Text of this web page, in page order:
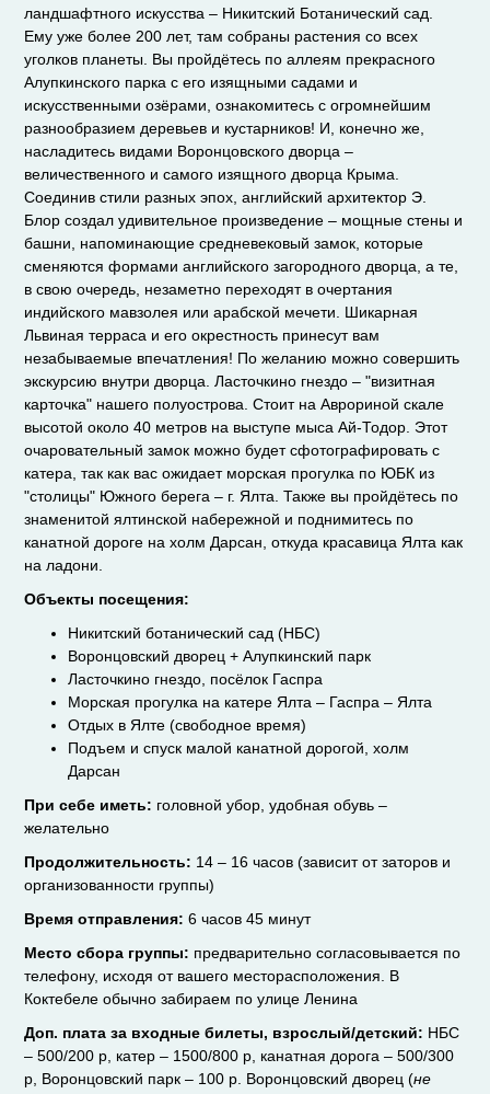
ландшафтного искусства – Никитский Ботанический сад.
Ему уже более 200 лет, там собраны растения со всех
уголков планеты. Вы пройдётесь по аллеям прекрасного
Алупкинского парка с его изящными садами и
искусственными озёрами, ознакомитесь с огромнейшим
разнообразием деревьев и кустарников! И, конечно же,
насладитесь видами Воронцовского дворца –
величественного и самого изящного дворца Крыма.
Соединив стили разных эпох, английский архитектор Э.
Блор создал удивительное произведение – мощные стены и
башни, напоминающие средневековый замок, которые
сменяются формами английского загородного дворца, а те,
в свою очередь, незаметно переходят в очертания
индийского мавзолея или арабской мечети. Шикарная
Львиная терраса и его окрестность принесут вам
незабываемые впечатления! По желанию можно совершить
экскурсию внутри дворца. Ласточкино гнездо – "визитная
карточка" нашего полуострова. Стоит на Аврориной скале
высотой около 40 метров на выступе мыса Ай-Тодор. Этот
очаровательный замок можно будет сфотографировать с
катера, так как вас ожидает морская прогулка по ЮБК из
"столицы" Южного берега – г. Ялта. Также вы пройдётесь по
знаменитой ялтинской набережной и поднимитесь по
канатной дороге на холм Дарсан, откуда красавица Ялта как
на ладони.
Объекты посещения:
Никитский ботанический сад (НБС)
Воронцовский дворец + Алупкинский парк
Ласточкино гнездо, посёлок Гаспра
Морская прогулка на катере Ялта – Гаспра – Ялта
Отдых в Ялте (свободное время)
Подъем и спуск малой канатной дорогой, холм
Дарсан
При себе иметь: головной убор, удобная обувь –
желательно
Продолжительность: 14 – 16 часов (зависит от заторов и
организованности группы)
Время отправления: 6 часов 45 минут
Место сбора группы: предварительно согласовывается по
телефону, исходя от вашего месторасположения. В
Коктебеле обычно забираем по улице Ленина
Доп. плата за входные билеты, взрослый/детский: НБС
– 500/200 р, катер – 1500/800 р, канатная дорога – 500/300
р, Воронцовский парк – 100 р. Воронцовский дворец (не